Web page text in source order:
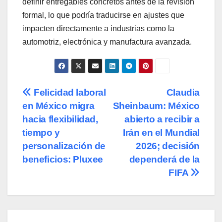
formal, lo que podría traducirse en ajustes que
impacten directamente a industrias como la
automotriz, electrónica y manufactura avanzada.
Navegación
de
entradas
Claudia
Sheinbaum: México
abierto a recibir a
Irán en el Mundial
2026; decisión
dependerá de la
FIFA
Felicidad laboral
en México migra
hacia flexibilidad,
tiempo y
personalización de
beneficios: Pluxee